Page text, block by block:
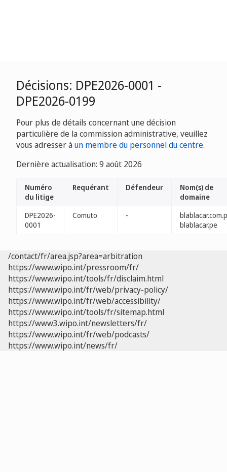
Décisions: DPE2026-0001 -
DPE2026-0199
Pour plus de détails concernant une décision
particulière de la commission administrative, veuillez
vous adresser àun membre du personnel du centre.
Dernière actualisation: 9 août 2026
Numéro
du litige
Requérant Défendeur
Nom(s) de
domaine
DPE2026-
0001
Comuto -
blablacar.pe
/contact/fr/area.jsp?area=arbitration
https://www.wipo.int/pressroom/fr/
https://www.wipo.int/tools/fr/disclaim.html
https://www.wipo.int/fr/web/privacy-policy/
https://www.wipo.int/fr/web/accessibility/
https://www.wipo.int/tools/fr/sitemap.html
https://www3.wipo.int/newsletters/fr/
https://www.wipo.int/fr/web/podcasts/
https://www.wipo.int/news/fr/